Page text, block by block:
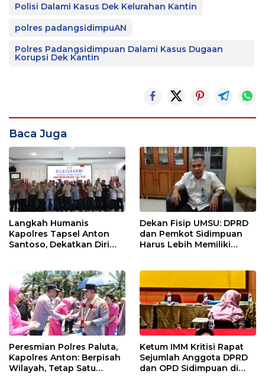
Polisi Dalami Kasus Dek Kelurahan Kantin
polres padangsidimpuAN
Polres Padangsidimpuan Dalami Kasus Dugaan
Korupsi Dek Kantin
Baca Juga
Langkah Humanis
Kapolres Tapsel Anton
Santoso, Dekatkan Diri
Dekan Fisip UMSU: DPRD
dan Pemkot Sidimpuan
Harus Lebih Memiliki
Peresmian Polres Paluta,
Kapolres Anton: Berpisah
Wilayah, Tetap Satu
Ketum IMM Kritisi Rapat
Sejumlah Anggota DPRD
dan OPD Sidimpuan di